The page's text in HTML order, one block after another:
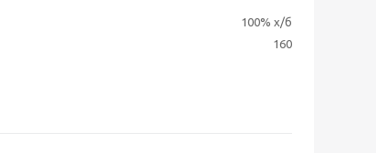
100% х/б
160